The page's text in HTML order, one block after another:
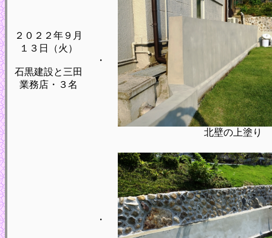
２０２２年９月
１３日（火）
石黒建設と三田
業務店・３名
・
北壁の上塗り
・